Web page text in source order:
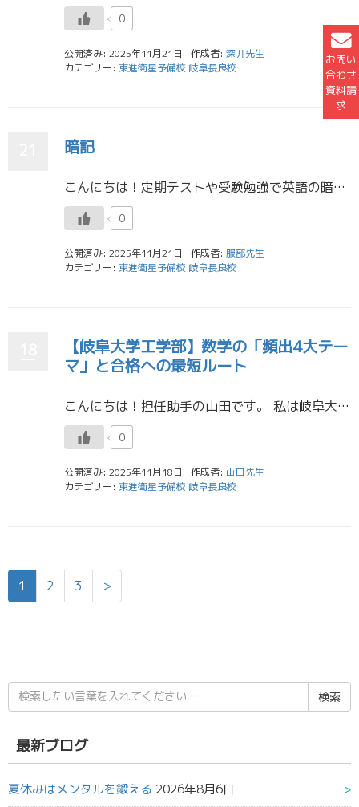
お問い
合わせ
資料請
求
0
公開済み: 2025年11月21日 作成者: 深井先生
カテゴリー: 東進衛星予備校 岐阜長良校
暗記
こんにちは！定期テストや受験勉強で英語の暗記に悩む高校生は多いのではないでしょうか。私自身も英単語を覚えることが本当に苦手でした。英単語や熟語は覚えてもすぐ忘れるという人も多いですが、暗記にはコツがあります。 まず大切な […]
0
公開済み: 2025年11月21日 作成者: 服部先生
カテゴリー: 東進衛星予備校 岐阜長良校
【岐阜大学工学部】数学の「頻出4大テー
マ」と合格への最短ルート
こんにちは！担任助手の山田です。 私は岐阜大学の工学部に所属しているのですが、今回から岐阜大学の工学部の二次試験の対策について話したいと思います！ 今回は、過去の入試問題を分析して見えてきた具体的な「頻出傾向」と、それを […]
0
公開済み: 2025年11月18日 作成者: 山田先生
カテゴリー: 東進衛星予備校 岐阜長良校
1 2 3 >
検
索
結
果:
最新ブログ
夏休みはメンタルを鍛える 2026年8月6日